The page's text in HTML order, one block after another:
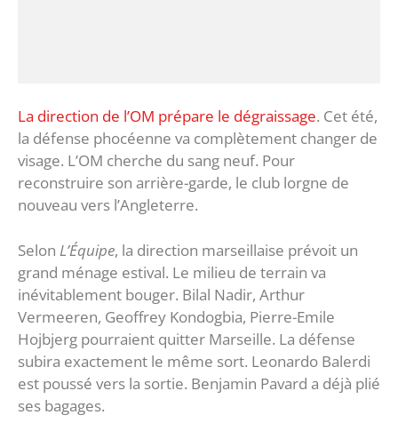
La direction de l’OM prépare le dégraissage. Cet été,
la défense phocéenne va complètement changer de
visage. L’OM cherche du sang neuf. Pour
reconstruire son arrière-garde, le club lorgne de
nouveau vers l’Angleterre.
Selon L’Équipe, la direction marseillaise prévoit un
grand ménage estival. Le milieu de terrain va
inévitablement bouger. Bilal Nadir, Arthur
Vermeeren, Geoffrey Kondogbia, Pierre-Emile
Hojbjerg pourraient quitter Marseille. La défense
subira exactement le même sort. Leonardo Balerdi
est poussé vers la sortie. Benjamin Pavard a déjà plié
ses bagages.